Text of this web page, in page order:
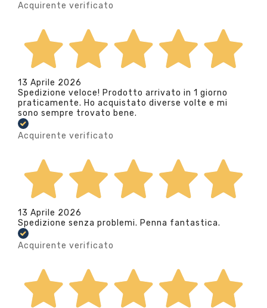
Acquirente verificato
13 Aprile 2026
Spedizione veloce! Prodotto arrivato in 1 giorno
praticamente. Ho acquistato diverse volte e mi
sono sempre trovato bene.
Acquirente verificato
13 Aprile 2026
Spedizione senza problemi. Penna fantastica.
Acquirente verificato